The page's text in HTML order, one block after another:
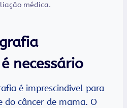
médica.
necessário
é imprescindível para
do câncer de mama. O